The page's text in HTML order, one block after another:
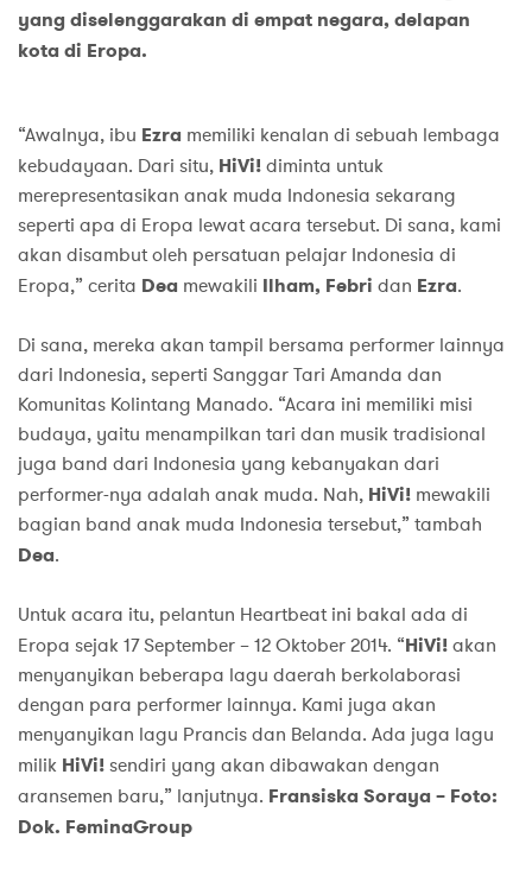
yang diselenggarakan di empat negara, delapan
kota di Eropa.
“Awalnya, ibu Ezra memiliki kenalan di sebuah lembaga
kebudayaan. Dari situ, HiVi!diminta untuk
merepresentasikan anak muda Indonesia sekarang
seperti apa di Eropa lewat acara tersebut. Di sana, kami
akan disambut oleh persatuan pelajar Indonesia di
Eropa,” cerita Dea mewakili Ilham, Febri dan Ezra.
Di sana, mereka akan tampil bersama performer lainnya
dari Indonesia, seperti Sanggar Tari Amanda dan
Komunitas Kolintang Manado. “Acara ini memiliki misi
budaya, yaitu menampilkan tari dan musik tradisional
juga band dari Indonesia yang kebanyakan dari
performer-nya adalah anak muda. Nah, HiVi! mewakili
bagian band anak muda Indonesia tersebut,” tambah
Dea.
Untuk acara itu, pelantun Heartbeat ini bakal ada di
Eropa sejak 17 September – 12 Oktober 2014. “HiVi!akan
menyanyikan beberapa lagu daerah berkolaborasi
dengan para performer lainnya. Kami juga akan
menyanyikan lagu Prancis dan Belanda. Ada juga lagu
milik HiVi!sendiri yang akan dibawakan dengan
aransemen baru,” lanjutnya. Fransiska Soraya – Foto:
Dok. FeminaGroup